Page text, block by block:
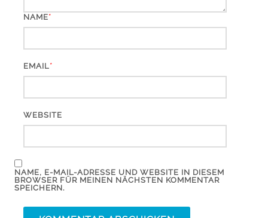
NAME*
EMAIL*
WEBSITE
NAME, E-MAIL-ADRESSE UND WEBSITE IN DIESEM
BROWSER FÜR MEINEN NÄCHSTEN KOMMENTAR
SPEICHERN.